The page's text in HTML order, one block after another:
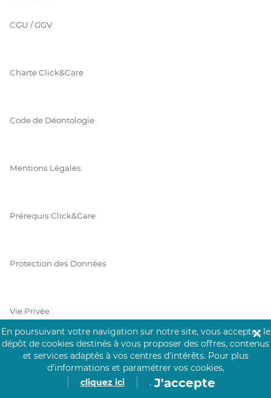
CGU / GGV
Charte Click&Care
Code de Déontologie
Mentions Légales
Prérequis Click&Care
Protection des Données
Vie Privée
PAIEMENT SÉCURISÉ
La collecte de vos informations de carte bancaire est cryptée
En poursuivant votre navigation sur notre site, vous acceptez le
dépôt de cookies destinés à vous proposer des offres, contenus
et services adaptés à vos centres d’intérêts. Pour plus
d’informations et paramétrer vos cookies,
cliquez ici
. J'accepte
✕